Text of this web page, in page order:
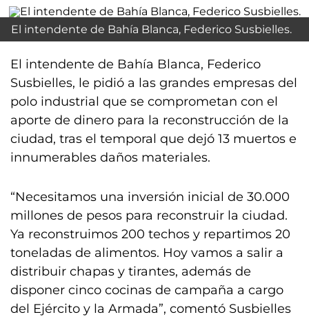
El intendente de Bahía Blanca, Federico Susbielles.
El intendente de Bahía Blanca, Federico
Susbielles, le pidió a las grandes empresas del
polo industrial que se comprometan con el
aporte de dinero para la reconstrucción de la
ciudad, tras el temporal que dejó 13 muertos e
innumerables daños materiales.
“Necesitamos una inversión inicial de 30.000
millones de pesos para reconstruir la ciudad.
Ya reconstruimos 200 techos y repartimos 20
toneladas de alimentos. Hoy vamos a salir a
distribuir chapas y tirantes, además de
disponer cinco cocinas de campaña a cargo
del Ejército y la Armada”, comentó Susbielles